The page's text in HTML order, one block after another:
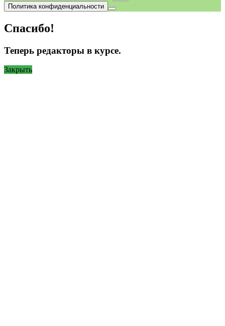
Политика конфиденциальности
Спасибо!
Теперь редакторы в курсе.
Закрыть